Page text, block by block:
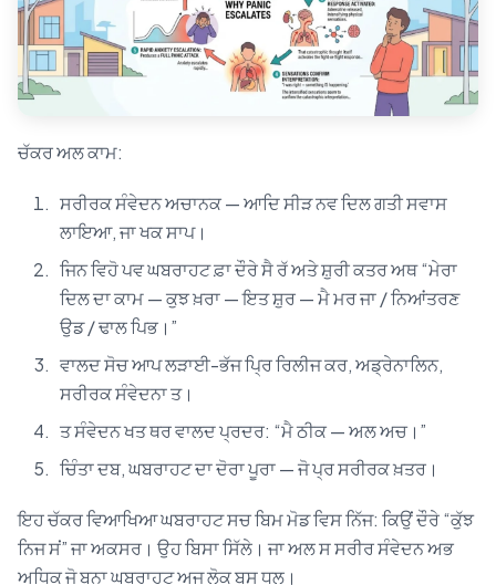
ਚੱਕਰ ਅਲ ਕਾਮ:
ਸਰੀਰਕ ਸੰਵੇਦਨ ਅਚਾਨਕ — ਆਦਿ ਸੀੜ ਨਵ ਦਿਲ ਗਤੀ ਸਵਾਸ
ਲਾਇਆ, ਜਾ ਖਕ ਸਾਪ।
ਜਿਨ ਵਿਹੋ ਪਵ ਘਬਰਾਹਟ ਫ਼ਾ ਦੌਰੇ ਸੈ ਰੱ ਅਤੇ ਸ਼ੁਰੀ ਕਤਰ ਅਥ “ਮੇਰਾ
ਦਿਲ ਦਾ ਕਾਮ — ਕੁਝ ਖ਼ਰਾ — ਇਤ ਸ਼ੁਰ — ਮੈ ਮਰ ਜਾ / ਨਿਆਂਤਰਣ
ਉਡ / ਢਾਲ ਪਿਭ।”
ਵਾਲਦ ਸੋਚ ਆਪ ਲੜਾਈ-ਭੱਜ ਪ੍ਰਿ ਰਿਲੀਜ ਕਰ, ਅਡ੍ਰੇਨਾਲਿਨ,
ਸਰੀਰਕ ਸੰਵੇਦਨਾ ਤ।
ਤ ਸੰਵੇਦਨ ਖਤ ਥਰ ਵਾਲਦ ਪ੍ਰਦਰ: “ਮੈ ਠੀਕ — ਅਲ ਅਚ।”
ਚਿੰਤਾ ਦਬ, ਘਬਰਾਹਟ ਦਾ ਦੋਰਾ ਪੂਰਾ — ਜੋ ਪ੍ਰ ਸਰੀਰਕ ਖ਼ਤਰ।
ਇਹ ਚੱਕਰ ਵਿਆਖਿਆ ਘਬਰਾਹਟ ਸਚ ਬਿਮ ਮੋਡ ਵਿਸ ਨਿੱਜ: ਕਿਉਂ ਦੌਰੇ “ਕੁੱਝ
ਨਿਜ ਸਂ” ਜਾ ਅਕਸਰ। ਉਹ ਬਿਸਾ ਸਿੱਲੇ। ਜਾ ਅਲ ਸ ਸਰੀਰ ਸੰਵੇਦਨ ਅਭ
ਅਧਿਕ ਜੋ ਬਨਾ ਘਬਰਾਹਟ ਅਜ ਲੋਕ ਬਸ ਧਲ।